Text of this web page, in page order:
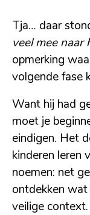
Tja… daar
veel mee naar
opmerking
volgende fase
Want hij had
moet je
eindigen. Het
kinderen leren
noemen: net
ontdekken wat
veilige context.